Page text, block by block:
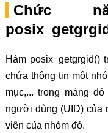
Chức
Hàm posix_getgrgid()
chứa thông tin một
mục,... trong mảng
người dùng (UID) của
viên của nhóm đó.